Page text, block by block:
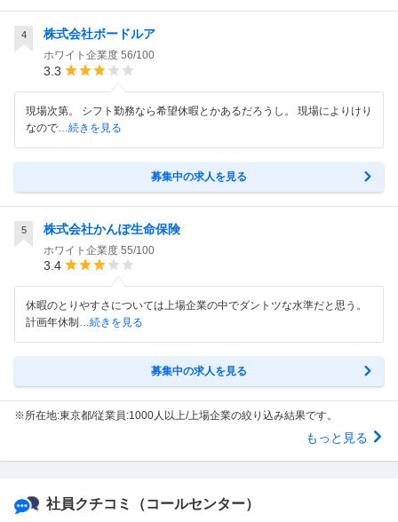
4 株式会社ボードルア
ホワイト企業度 56/100
3.3
現場次第。 シフト勤務なら希望休暇とかあるだろうし。 現場によりけり
なので …続きを見る
募集中の求人を見る
5 株式会社かんぽ生命保険
ホワイト企業度 55/100
3.4
休暇のとりやすさについては上場企業の中でダントツな水準だと思う。
計画年休制 …続きを見る
募集中の求人を見る
※所在地:東京都/従業員:1000人以上/上場企業の絞り込み結果です。
もっと見る
社員クチコミ （コールセンター）